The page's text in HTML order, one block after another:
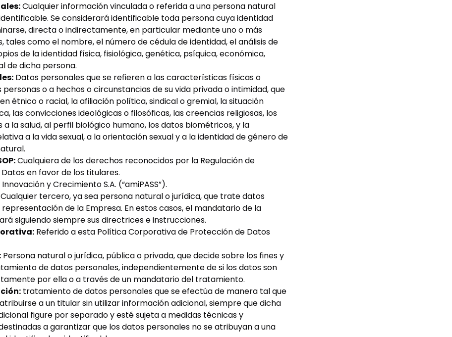
Cualquier información vinculada o referida a una persona natural
Se considerará identificable toda persona cuya identidad
directa o indirectamente, en particular mediante uno o más
tales como el nombre, el número de cédula de identidad, el análisis de
de la identidad física, fisiológica, genética, psíquica, económica,
de dicha persona.
Datos personales que se refieren a las características físicas o
personas o a hechos o circunstancias de su vida privada o intimidad, que
étnico o racial, la afiliación política, sindical o gremial, la situación
las convicciones ideológicas o filosóficas, las creencias religiosas, los
la salud, al perfil biológico humano, los datos biométricos, y la
a la vida sexual, a la orientación sexual y a la identidad de género de
Cualquiera de los derechos reconocidos por la Regulación de
en favor de los titulares.
Innovación y Crecimiento S.A. (“amiPASS”).
Cualquier tercero, ya sea persona natural o jurídica, que trate datos
de la Empresa. En estos casos, el mandatario de la
siguiendo siempre sus directrices e instrucciones.
Referido a esta Política Corporativa de Protección de Datos
Persona natural o jurídica, pública o privada, que decide sobre los fines y
de datos personales, independientemente de si los datos son
por ella o a través de un mandatario del tratamiento.
tratamiento de datos personales que se efectúa de manera tal que
a un titular sin utilizar información adicional, siempre que dicha
figure por separado y esté sujeta a medidas técnicas y
a garantizar que los datos personales no se atribuyan a una